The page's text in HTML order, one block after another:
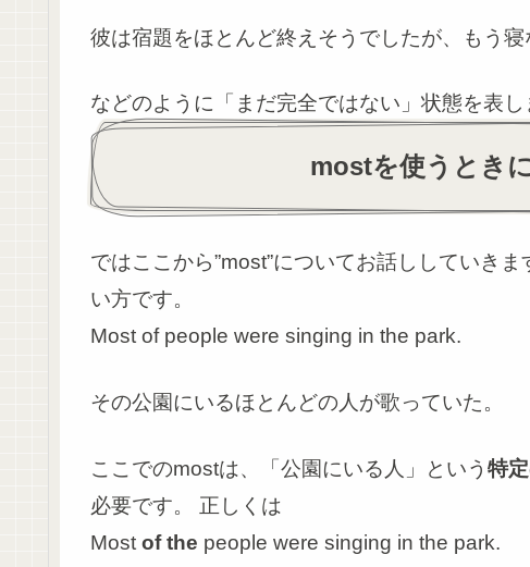
彼は宿題をほとんど終えそうでしたが、もう寝
などのように「まだ完全ではない」状態を表し
mostを使うとき
ではここから”most”についてお話ししていき
い方です。
Most of people were singing in the park.
その公園にいるほとんどの人が歌っていた。
ここでのmostは、「公園にいる人」という 特
必要です。 正しくは
Most of the people were singing in the park.